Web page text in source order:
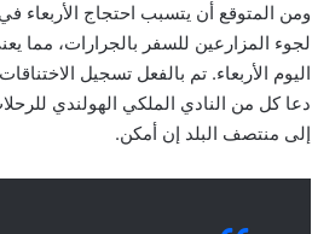
ومن المتوقع أن يتسبب احتجاج
لجوء المزارعين للسفر بالجرارات، مما
اليوم الأربعاء. تم بالفعل تسجيل
إلى منتصف البلد إن أمكن.